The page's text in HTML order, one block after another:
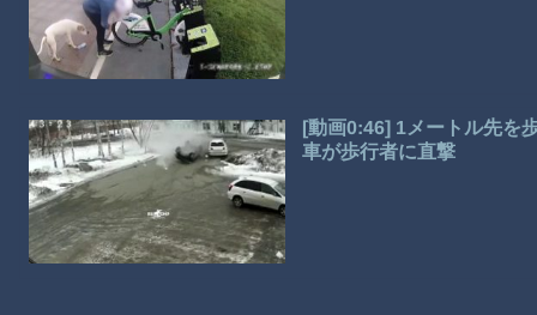
[動画0:46] 1メートル先を
車が歩行者に直撃